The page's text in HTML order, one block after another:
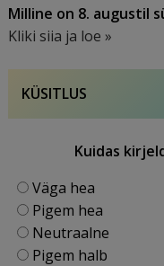
Milline on 8. augustil
Kliki siia ja loe »
KÜSITLUS
Kuidas
Väga hea
Pigem hea
Neutraalne
Pigem halb